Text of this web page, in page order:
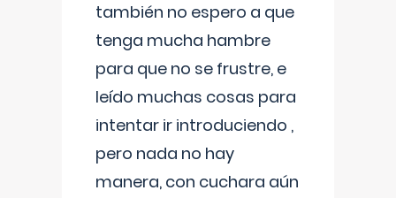
también no espero a que
tenga mucha hambre
para que no se frustre, e
leído muchas cosas para
intentar ir introduciendo ,
pero nada no hay
manera, con cuchara aún